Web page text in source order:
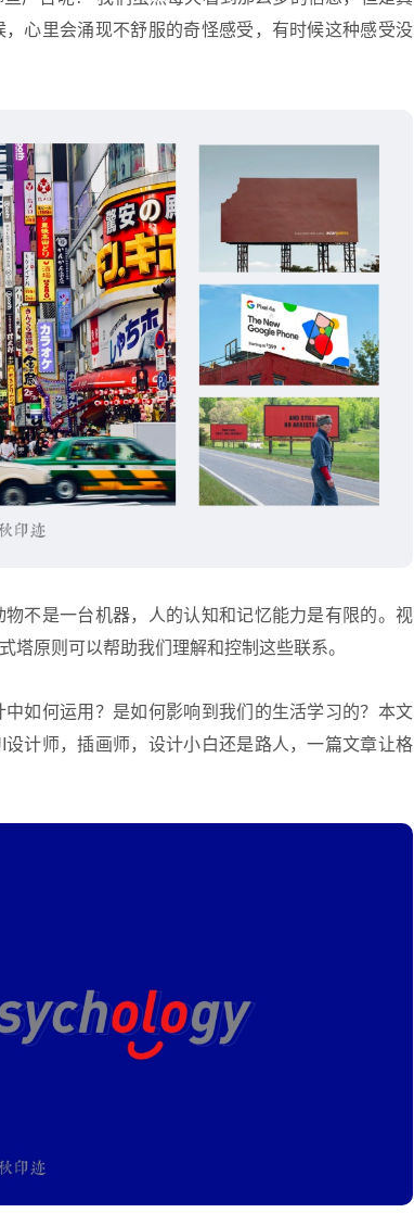
心里会涌现不舒服的奇怪感受，有时候这种感受没
不是一台机器，人的认知和记忆能力是有限的。视
原则可以帮助我们理解和控制这些联系。
如何运用？是如何影响到我们的生活学习的？本文
计师，插画师，设计小白还是路人，一篇文章让格